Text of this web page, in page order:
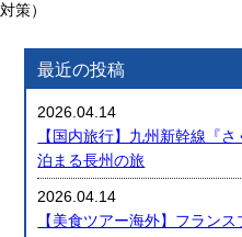
対策）
最近の投稿
2026.04.14
【国内旅行】九州新幹線『
泊まる長州の旅
2026.04.14
【美食ツアー海外】フラン